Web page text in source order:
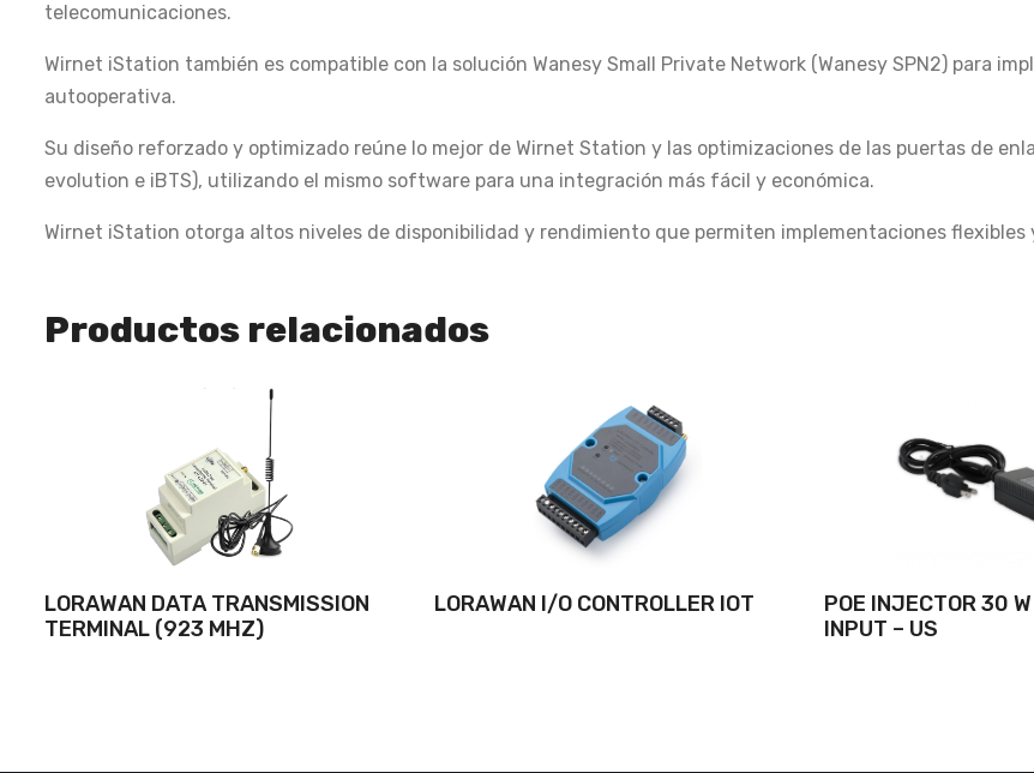
telecomunicaciones.
Wirnet iStation también es compatible con la solución Wanesy Small Private Network (Wanesy SPN2) para
autooperativa.
Su diseño reforzado y optimizado reúne lo mejor de Wirnet Station y las optimizaciones de las puertas de
evolution e iBTS), utilizando el mismo software para una integración más fácil y económica.
Wirnet iStation otorga altos niveles de disponibilidad y rendimiento que permiten implementaciones flexibles
Productos relacionados
LORAWAN DATA TRANSMISSION
TERMINAL (923 MHZ)
LORAWAN I/O CONTROLLER IOT
POE INJECTOR 30
INPUT – US